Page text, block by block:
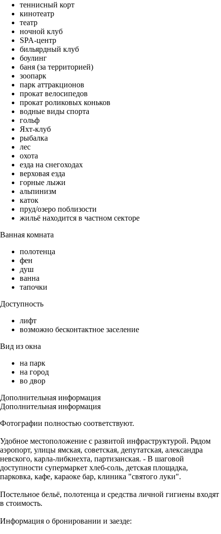
теннисный корт
кинотеатр
театр
ночной клуб
SPA-центр
бильярдный клуб
боулинг
баня (за территорией)
зоопарк
парк аттракционов
прокат велосипедов
прокат роликовых коньков
водные виды спорта
гольф
Яхт-клуб
рыбалка
лес
охота
езда на снегоходах
верховая езда
горные лыжи
альпинизм
каток
пруд/озеро поблизости
жильё находится в частном секторе
Ванная комната
полотенца
фен
душ
ванна
тапочки
Доступность
лифт
возможно бесконтактное заселение
Вид из окна
на парк
на город
во двор
Дополнительная информация
Дополнительная информация
Фотографии полностью соответствуют.
Удобное местоположение с развитой инфраструктурой. Рядом
аэропорт, улицы ямская, советская, депутатская, александра
невского, карла-либкнехта, партизанская. - В шаговой
доступности супермаркет хлеб-соль, детская площадка,
парковка, кафе, караоке бар, клиника "святого луки".
Постельное бельё, полотенца и средства личной гигиены входят
в стоимость.
Информация о бронировании и заезде: